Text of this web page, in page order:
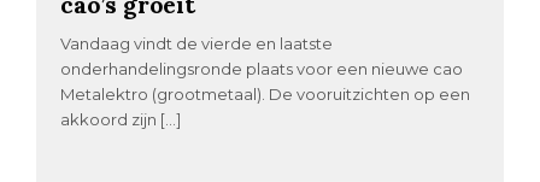
Vandaag vindt de vierde en laatste
onderhandelingsronde plaats voor een nieuwe cao
Metalektro (grootmetaal). De vooruitzichten op een
akkoord zijn […]